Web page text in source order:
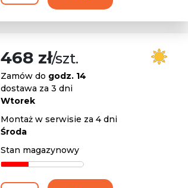
468 zł/szt.
Zamów do godz. 14
dostawa za 3 dni
Wtorek
Montaż w serwisie za 4 dni
Środa
Stan magazynowy